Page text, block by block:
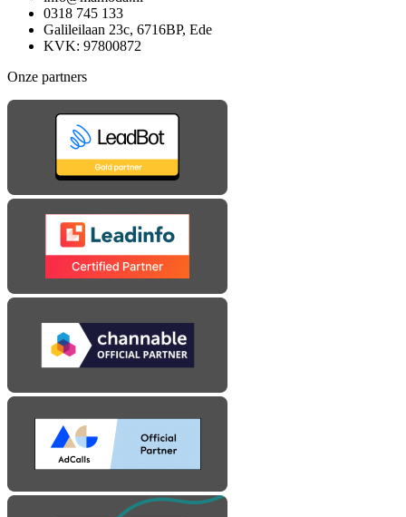
0318 745 133
Galileilaan 23c, 6716BP, Ede
KVK: 97800872
Onze partners